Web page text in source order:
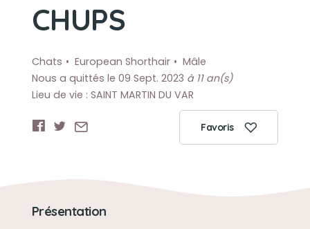
CHUPS
Chats European Shorthair
Mâle
Nous a quittés le 09 Sept. 2023 à 11 an(s)
Lieu de vie : SAINT MARTIN DU VAR
Favoris
Présentation